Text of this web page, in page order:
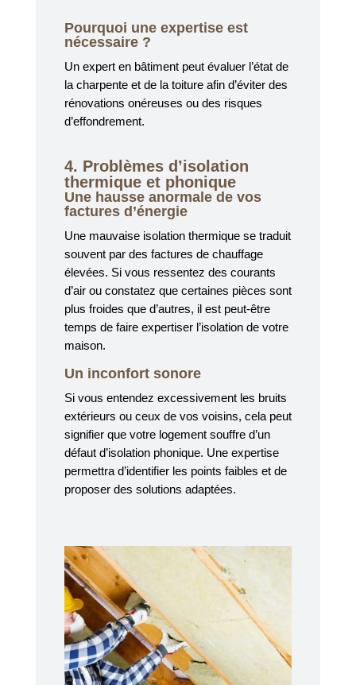
Pourquoi une expertise est
nécessaire ?
Un expert en bâtiment peut évaluer l’état de
la charpente et de la toiture afin d’éviter des
rénovations onéreuses ou des risques
d’effondrement.
4. Problèmes d’isolation
thermique et phonique
Une hausse anormale de vos
factures d’énergie
Une mauvaise isolation thermique se traduit
souvent par des factures de chauffage
élevées. Si vous ressentez des courants
d’air ou constatez que certaines pièces sont
plus froides que d’autres, il est peut-être
temps de faire expertiser l’isolation de votre
maison.
Un inconfort sonore
Si vous entendez excessivement les bruits
extérieurs ou ceux de vos voisins, cela peut
signifier que votre logement souffre d’un
défaut d’isolation phonique. Une expertise
permettra d’identifier les points faibles et de
proposer des solutions adaptées.